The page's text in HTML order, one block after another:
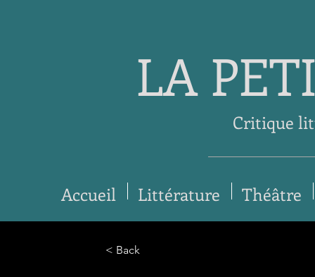
LA
Critique
Accueil Littérature Théâtre
< Back